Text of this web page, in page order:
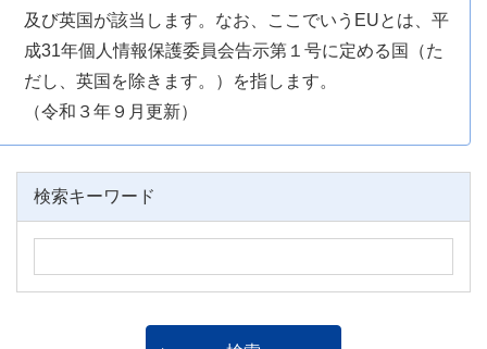
及び英国が該当します。なお、ここでいうEUとは、平
成31年個人情報保護委員会告示第１号に定める国（た
だし、英国を除きます。）を指します。
（令和３年９月更新）
検索キーワード